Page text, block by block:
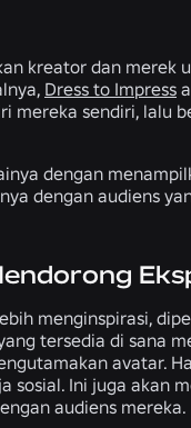
kreator dan merek
Dress to Impress
mereka sendiri, lalu
dengan
dengan audiens
menginspirasi,
tersedia di sana
avatar.
sosial. Ini juga akan
audiens mereka.